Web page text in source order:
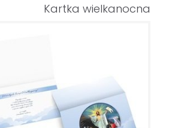
Kartka wielkanocna